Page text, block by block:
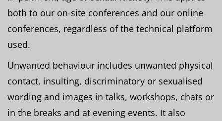
both to our on-site conferences and our online
conferences, regardless of the technical platform
used.
Unwanted behaviour includes unwanted physical
contact, insulting, discriminatory or sexualised
wording and images in talks, workshops, chats or
in the breaks and at evening events. It also